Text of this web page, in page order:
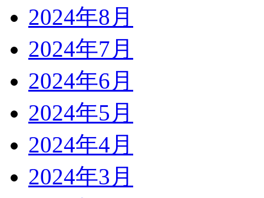
2024年8月
2024年7月
2024年6月
2024年5月
2024年4月
2024年3月